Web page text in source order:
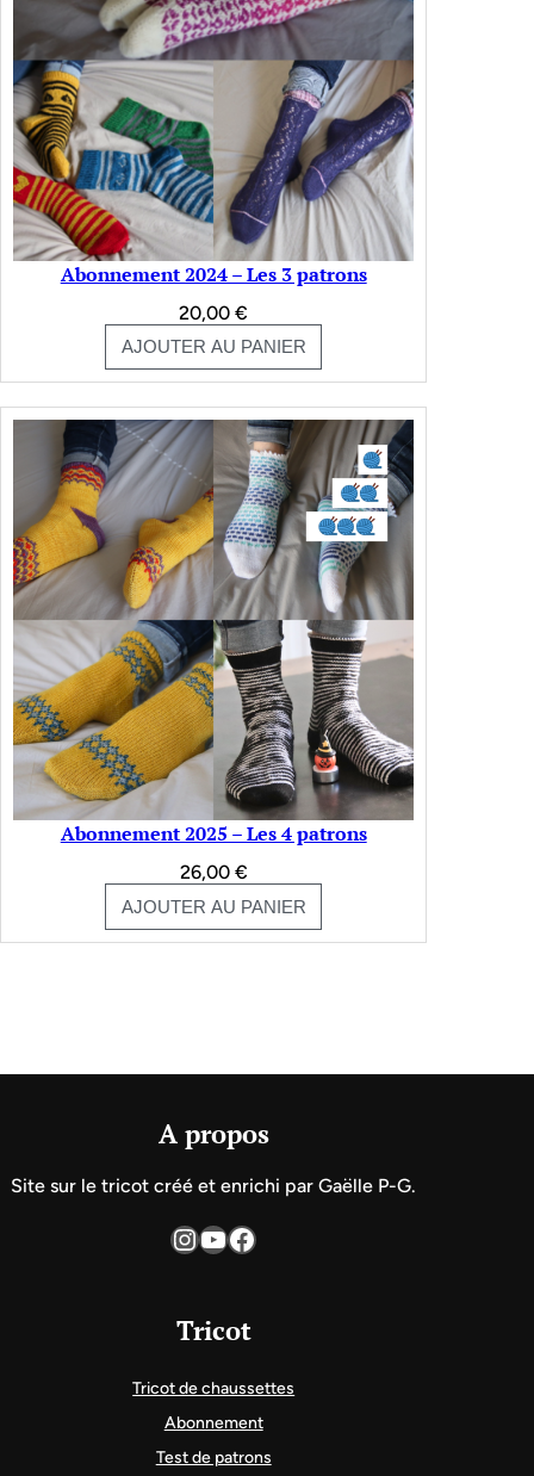
Abonnement 2024 – Les 3 patrons
20,00€
AJOUTER AU PANIER
Abonnement 2025 – Les 4 patrons
26,00 €
AJOUTER AU PANIER
A propos
Site sur le tricot créé et enrichi par Gaëlle P-G.
InstagramYouTube Facebook
Tricot
Tricot de chaussettes
Abonnement
Test de patrons